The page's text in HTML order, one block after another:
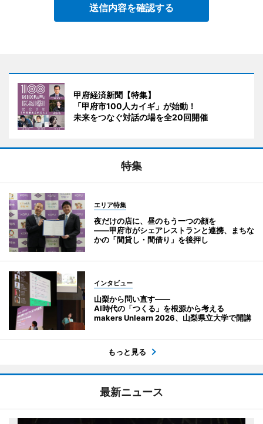
送信内容を確認する
甲府経済新聞【特集】
「甲府市100人カイギ」が始動！
未来をつなぐ対話の場を全20回開催
特集
エリア特集
夜だけの店に、昼のもう一つの顔を
――甲府市がシェアレストランと連携、まちな
かの「間貸し・間借り」を後押し
インタビュー
山梨から問い直す――
AI時代の「つくる」を根源から考える
makers Unlearn 2026、山梨県立大学で開講
もっと見る
最新ニュース